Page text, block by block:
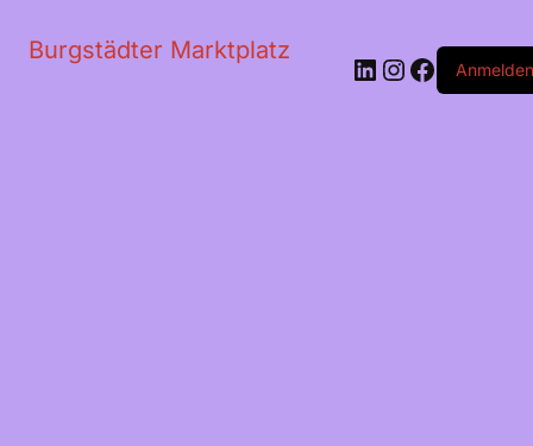
Burgstädter Marktplatz
LinkedIn
Instagram
Anmelden